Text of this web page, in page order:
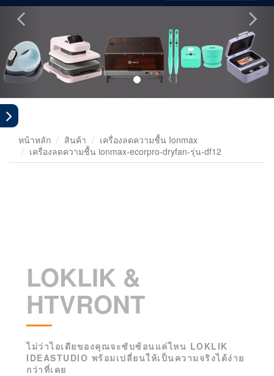
หน้าหลัก สินค้า
เครื่องลดความชื้น Ionmax
เครื่องลดความชื้น ionmax-ecorpro-dryfan-รุ่น-df12
LOKLIK &
HTVRONT
ไม่ว่าไอเดียของคุณจะซับซ้อนแค่ไหน LOKLIK
IDEASTUDIO พร้อมเปลี่ยนให้เป็นความจริงได้ง่าย
กว่าที่เคย